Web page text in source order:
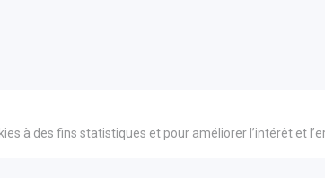
à des fins statistiques et pour améliorer l’intérêt et